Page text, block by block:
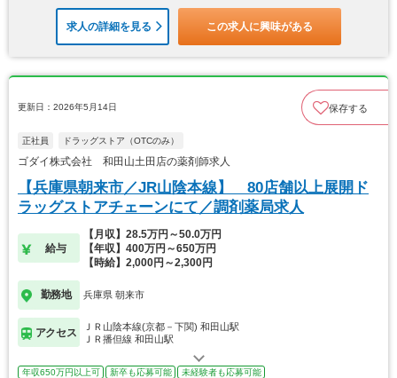
求人の詳細を見る この求人に興味がある
更新日：2026年5月14日 保存する
正社員 ドラッグストア（OTCのみ）
ゴダイ株式会社 和田山土田店の薬剤師求人
【兵庫県朝来市／JR山陰本線】 80店舗以上展開ド
ラッグストアチェーンにて／調剤薬局求人
給与
【月収】28.5万円～50.0万円
【年収】400万円～650万円
【時給】2,000円～2,300円
勤務地 兵庫県 朝来市
アクセス
ＪＲ山陰本線(京都－下関) 和田山駅
ＪＲ播但線 和田山駅
年収650万円以上可 新卒も応募可能
未経験者も応募可能